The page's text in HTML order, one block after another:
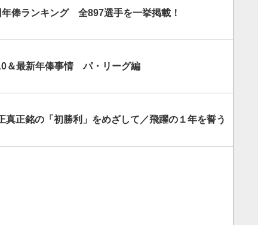
俸ランキング 全897選手を一挙掲載！
＆最新年俸事情 パ・リーグ編
正銘の「初勝利」をめざして／飛躍の１年を誓う